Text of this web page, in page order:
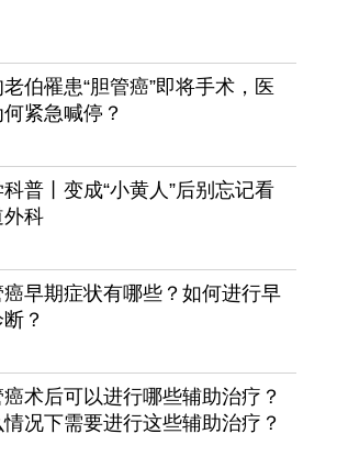
伯罹患“胆管癌”即将手术，医
紧急喊停？
科普丨变成“小黄人”后别忘记看
外科
癌早期症状有哪些？如何进行早
？
癌术后可以进行哪些辅助治疗？
况下需要进行这些辅助治疗？